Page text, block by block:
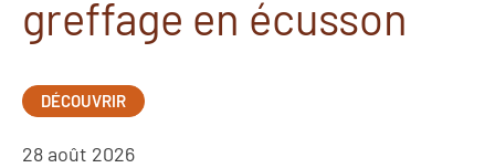
greffage en écusson
DÉCOUVRIR
28 août 2026